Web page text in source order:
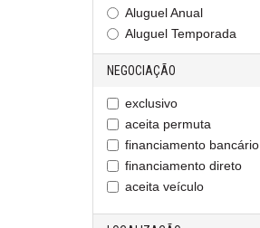
Aluguel Anual
Aluguel Temporada
NEGOCIAÇÃO
exclusivo
aceita permuta
financiamento bancário
financiamento direto
aceita veículo